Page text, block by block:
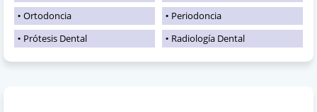
Ortodoncia
Periodoncia
Prótesis Dental
Radiología Dental